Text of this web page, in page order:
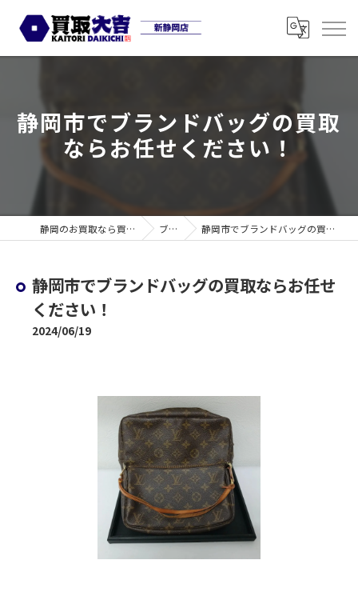
静岡市でブランドバッグの買取
ならお任せください！
静岡のお買取なら買取大吉 新静岡店 ブログ 静岡市でブランドバッグの買取ならお任せください！
静岡市でブランドバッグの買取ならお任せ
ください！
2024/06/19